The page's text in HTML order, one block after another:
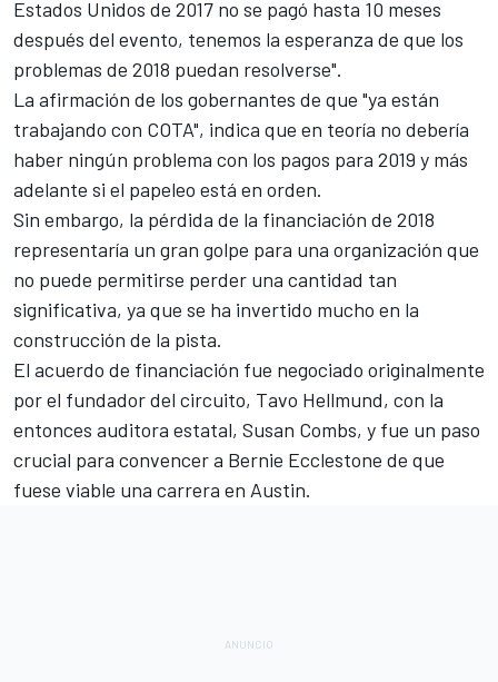
Estados Unidos de 2017 no se pagó hasta 10 meses
después del evento, tenemos la esperanza de que los
problemas de 2018 puedan resolverse".
La afirmación de los gobernantes de que "ya están
trabajando con COTA", indica que en teoría no debería
haber ningún problema con los pagos para 2019 y más
adelante si el papeleo está en orden.
Sin embargo, la pérdida de la financiación de 2018
representaría un gran golpe para una organización que
no puede permitirse perder una cantidad tan
significativa, ya que se ha invertido mucho en la
construcción de la pista.
El acuerdo de financiación fue negociado originalmente
por el fundador del circuito, Tavo Hellmund, con la
entonces auditora estatal, Susan Combs, y fue un paso
crucial para convencer a Bernie Ecclestone de que
fuese viable una carrera en Austin.